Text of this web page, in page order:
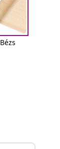
Bézs